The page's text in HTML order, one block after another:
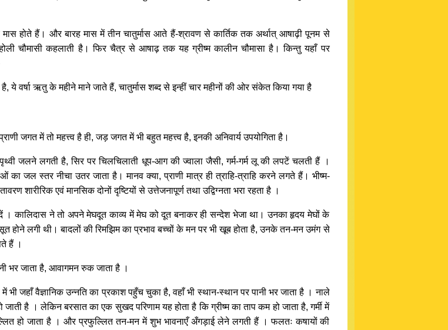
मास होते हैं। और बारह मास में तीन चातुर्मास आते हैं-श्रावण से कार्तिक तक अर्थात् आषाढ़ी पूनम से
चौमासी कहलाती है। फिर चैत्र से आषाढ़ तक यह ग्रीष्म कालीन चौमासा है। किन्तु यहाँ पर
ये वर्षा ऋतु के महीने माने जाते हैं, चातुर्मास शब्द से इन्हीं चार महीनों की ओर संकेत किया गया है
जगत में तो महत्त्व है ही, जड़ जगत में भी बहुत महत्त्व है, इनकी अनिवार्य उपयोगिता है।
जलने लगती है, सिर पर चिलचिलाती धूप-आग की ज्वाला जैसी, गर्म-गर्म लू की लपटें चलती हैं ।
जल स्तर नीचा उतर जाता है। मानव क्या, प्राणी मात्र ही त्राहि-त्राहि करने लगते हैं। भीष्म-
शारीरिक एवं मानसिक दोनों दृष्टियों से उत्तेजनापूर्ण तथा उद्विग्नता भरा रहता है ।
कालिदास ने तो अपने मेघदूत काव्य में मेघ को दूत बनाकर ही सन्देश भेजा था। उनका हृदय मेघों के
होने लगी थी। बादलों की रिमझिम का प्रभाव बच्चों के मन पर भी खूब होता है, उनके तन-मन उमंग से
हैं ।
भर जाता है, आवागमन रुक जाता है ।
भी जहाँ वैज्ञानिक उन्नति का प्रकाश पहुँच चुका है, वहाँ भी स्थान-स्थान पर पानी भर जाता है । नाले
है । लेकिन बरसात का एक सुखद परिणाम यह होता है कि ग्रीष्म का ताप कम हो जाता है, गर्मी में
हो जाता है । और प्रफुल्लित तन-मन में शुभ भावनाएँ अँगड़ाई लेने लगती हैं । फलतः कषायों की